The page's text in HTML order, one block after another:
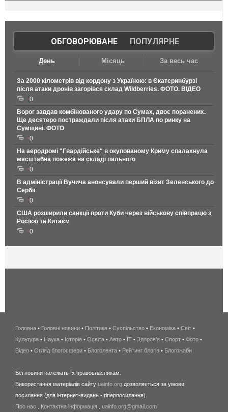
ОБГОВОРЮВАНЕ| ПОПУЛЯРНЕ
День Місяць За весь час
За 2000 кілометрів від кордону з Україною: в Єкатеринбурзі
після атаки дронів загорівся склад Wildberries. ФОТО. ВІДЕО
0
Ворог завдав комбінованого удару по Сумах, двоє поранених.
Ще десятеро постраждали після атаки БПЛА по ринку на
Сумщині. ФОТО
0
На аеродромі "Гвардійське" в окупованому Криму спалахнула
масштабна пожежа на складі пального
0
В адміністрації Вучича анонсували перший візит Зеленського до
Сербії
0
США розширили санкції проти Куби через військову співпрацю з
Росією та Китаєм
0
беспроводной
интернет
киев
wimax
в
Головна • Головні новини • Політика • Суспільство • Економіка • Світ •
Культура • Наука • Історія • Освіта • Авто • IT • Здоров'я • Спорт • Фото •
Відео • Огляд блогосфери • Блоголента • Рейтинг блогів • Блогожаби
Всі новини належать їх правовласникам.
Використання матеріалів сайту uainfo.org дозволяється за умови
посилання (для інтернет-видань - гіперпосилання).
Про нас
Контактна інформація uainfo.org@gmail.com